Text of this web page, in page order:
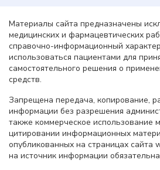
Материалы сайта предназначены
медицинских и фармацевтических
справочно-информационный
использоваться пациентами для
самостоятельного решения о
средств.
Запрещена передача, копирование,
информации без разрешения
также коммерческое использование
цитировании информационных
опубликованных на страницах сайта
на источник информации